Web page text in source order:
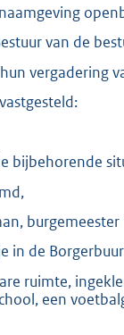
van de
vergadering
bijbehorende
burgemeester
in de
ruimte,
een